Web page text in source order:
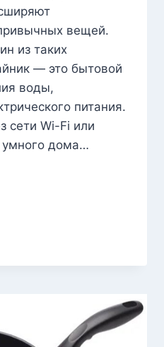
вещей.
из таких
— это бытовой
воды,
питания.
сети Wi-Fi или
умного дома…